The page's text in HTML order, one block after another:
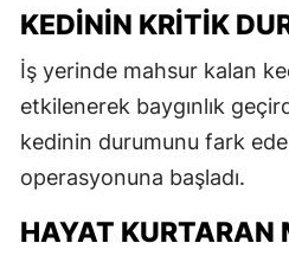
KEDININ KRITIK
İş yerinde mahsur kalan
etkilenerek baygınlık
kedinin durumunu fark
operasyonuna başladı.
HAYAT KURTARAN